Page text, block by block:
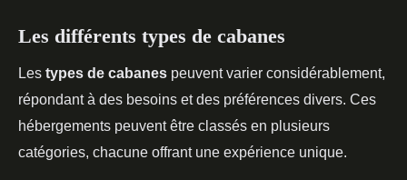
Les différents types de cabanes
Les types de cabanes peuvent varier considérablement,
répondant à des besoins et des préférences divers. Ces
hébergements peuvent être classés en plusieurs
catégories, chacune offrant une expérience unique.